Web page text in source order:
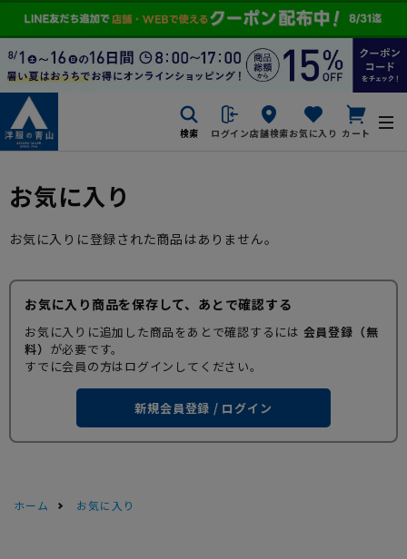
検索 ログイン店舗検索お気に入り カート
お気に入り
お気に入りに登録された商品はありません。
お気に入り商品を保存して、あとで確認する
お気に入りに追加した商品をあとで確認するには 会員登録（無
料） が必要です。
すでに会員の方はログインしてください。
新規会員登録 / ログイン
ホーム お気に入り